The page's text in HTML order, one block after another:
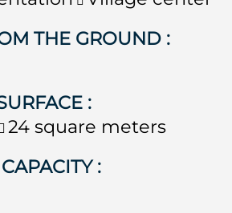
THE GROUND :
:
24 square meters
: